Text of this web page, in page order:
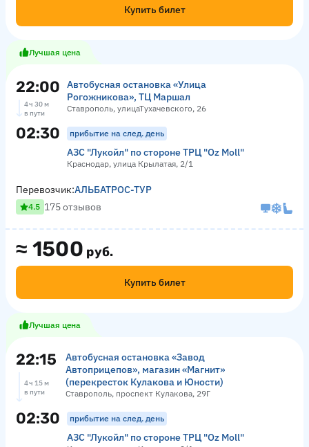
Купить билет
Лучшая цена
22:00
Автобусная остановка «Улица
Рогожникова», ТЦ Маршал
Ставрополь, улицаТухачевского, 26
4 ч 30 м
в пути
02:30 прибытие на след. день
АЗС "Лукойл" по стороне ТРЦ "Оz Moll"
Краснодар, улица Крылатая, 2/1
≈ 1500 руб.
Купить билет
Перевозчик:АЛЬБАТРОС-ТУР
4.5 175 отзывов
Лучшая цена
22:15
Автобусная остановка «Завод
Автоприцепов», магазин «Магнит»
(перекресток Кулакова и Юности)
Ставрополь, проспект Кулакова, 29Г
4 ч 15 м
в пути
02:30 прибытие на след. день
АЗС "Лукойл" по стороне ТРЦ "Оz Moll"